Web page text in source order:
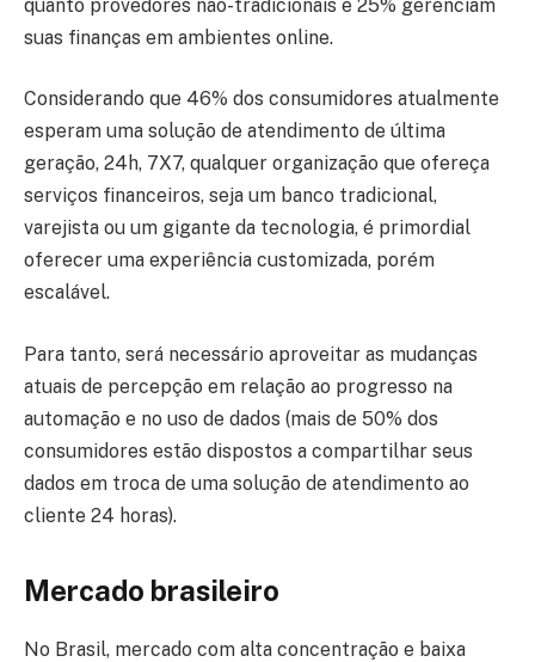
quanto provedores não-tradicionais e 25% gerenciam
suas finanças em ambientes online.
Considerando que 46% dos consumidores atualmente
esperam uma solução de atendimento de última
geração, 24h, 7X7, qualquer organização que ofereça
serviços financeiros, seja um banco tradicional,
varejista ou um gigante da tecnologia, é primordial
oferecer uma experiência customizada, porém
escalável.
Para tanto, será necessário aproveitar as mudanças
atuais de percepção em relação ao progresso na
automação e no uso de dados (mais de 50% dos
consumidores estão dispostos a compartilhar seus
dados em troca de uma solução de atendimento ao
cliente 24 horas).
Mercado brasileiro
No Brasil, mercado com alta concentração e baixa